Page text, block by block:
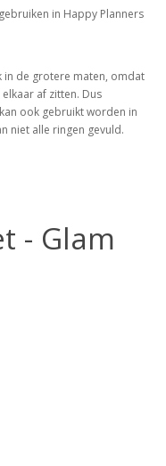
in Happy Planners
in de grotere maten, omdat
af zitten. Dus
ook gebruikt worden in
niet alle ringen gevuld.
- Glam